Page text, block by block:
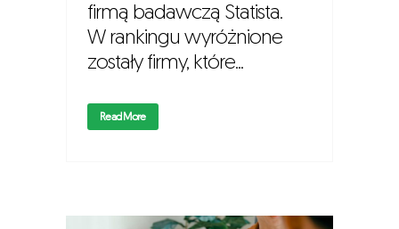
firmą badawczą Statista.
W rankingu wyróżnione
zostały firmy, które...
Read More